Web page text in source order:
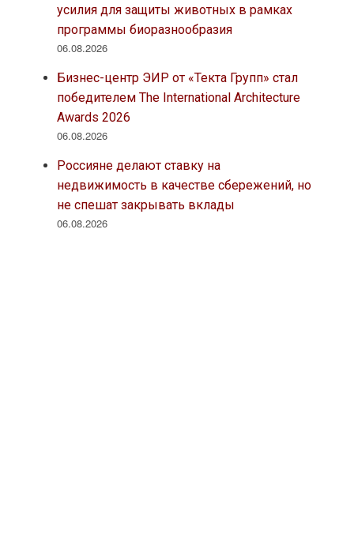
усилия для защиты животных в рамках
программы биоразнообразия
06.08.2026
Бизнес-центр ЭИР от «Текта Групп» стал
победителем The International Architecture
Awards 2026
06.08.2026
Россияне делают ставку на
недвижимость в качестве сбережений, но
не спешат закрывать вклады
06.08.2026